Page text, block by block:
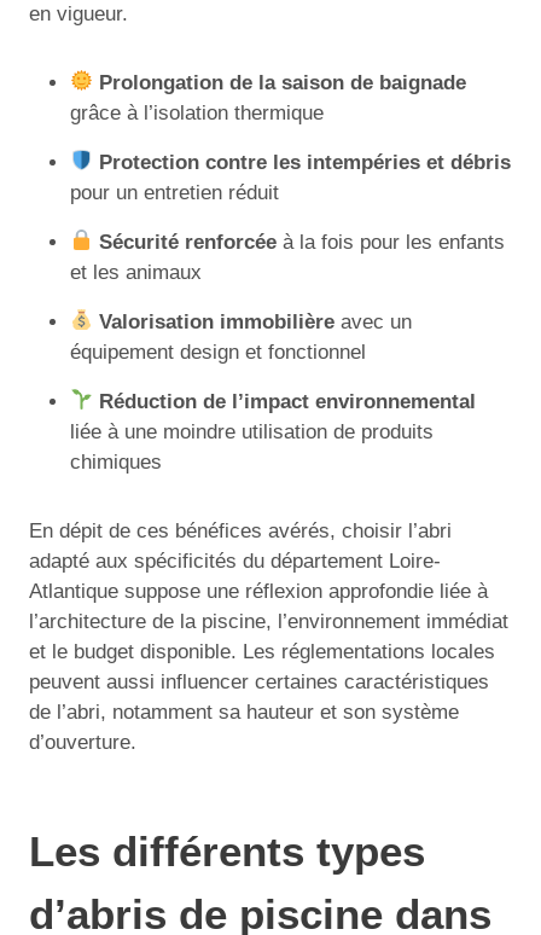
en vigueur.
Prolongation de la saison de baignade
grâce à l’isolation thermique
Protection contre les intempéries et débris
pour un entretien réduit
Sécurité renforcée à la fois pour les enfants
et les animaux
Valorisation immobilière avec un
équipement design et fonctionnel
Réduction de l’impact environnemental
liée à une moindre utilisation de produits
chimiques
En dépit de ces bénéfices avérés, choisir l’abri
adapté aux spécificités du département Loire-
Atlantique suppose une réflexion approfondie liée à
l’architecture de la piscine, l’environnement immédiat
et le budget disponible. Les réglementations locales
peuvent aussi influencer certaines caractéristiques
de l’abri, notamment sa hauteur et son système
d’ouverture.
Les différents types
d’abris de piscine dans